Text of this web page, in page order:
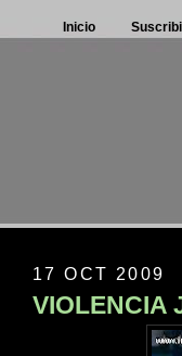
Inicio
17 OCT 2009
VIOLENCIA